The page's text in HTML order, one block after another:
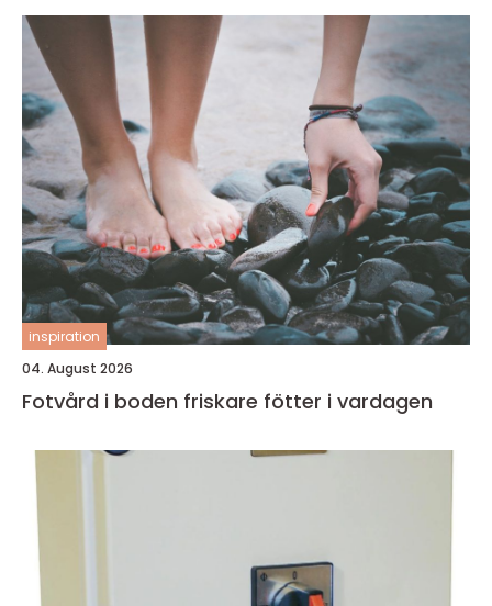
inspiration
04. August 2026
Fotvård i boden friskare fötter i vardagen